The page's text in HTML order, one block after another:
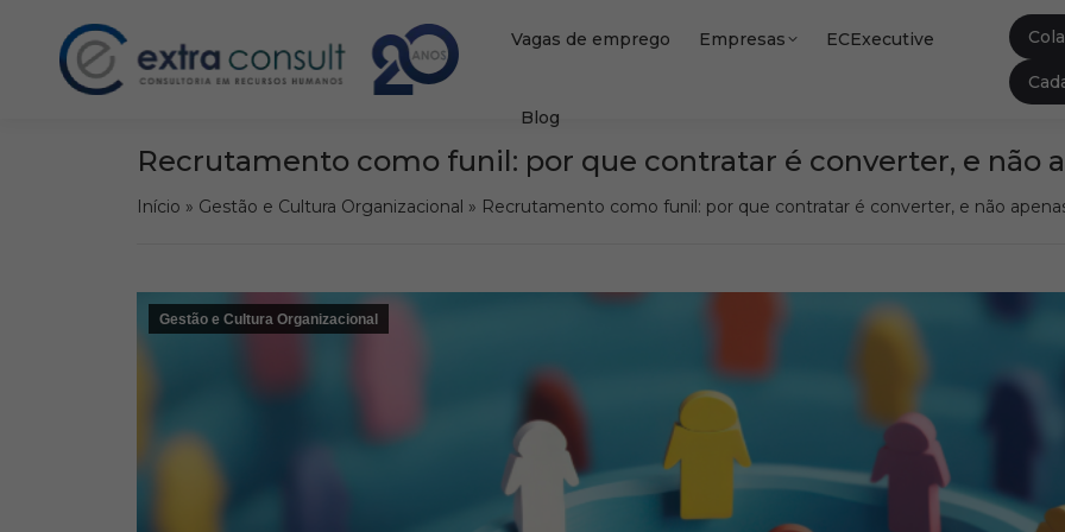
Vagas de emprego Empresas ECExecutive
Blog
Recrutamento como funil: por que contratar é converter, e não
Início » Gestão e Cultura Organizacional » Recrutamento como funil: por que contratar é converter, e não
Gestão e Cultura Organizacional